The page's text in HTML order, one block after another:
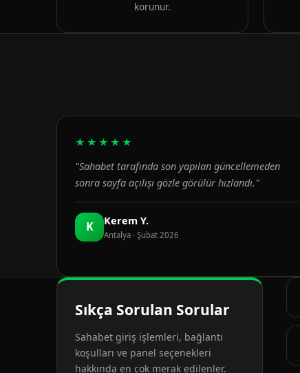
korunur.
★★★★★
"Sahabet tarafında son yapılan güncellemeden
sonra sayfa açılışı gözle görülür hızlandı."
K Kerem Y.
Antalya · Şubat 2026
Sıkça Sorulan Sorular
Sahabet giriş işlemleri, bağlantı
koşulları ve panel seçenekleri
hakkında en çok merak edilenler.